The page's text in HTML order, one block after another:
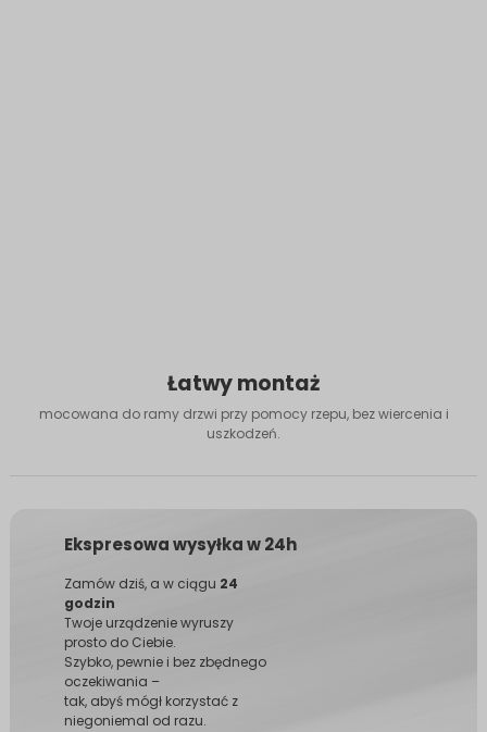
Łatwy montaż
mocowana do ramy drzwi przy pomocy rzepu, bez wiercenia i
uszkodzeń.
Ekspresowa wysyłka w 24h
Zamów dziś, a w ciągu 24
godzin
Twoje urządzenie wyruszy
prosto do Ciebie.
Szybko, pewnie i bez zbędnego
oczekiwania –
tak, abyś mógł korzystać z
niegoniemal od razu.